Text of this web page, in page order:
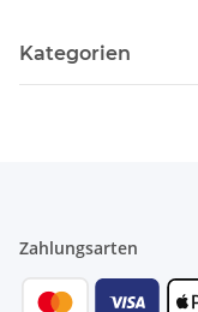
Kategorien
Zahlungsarten